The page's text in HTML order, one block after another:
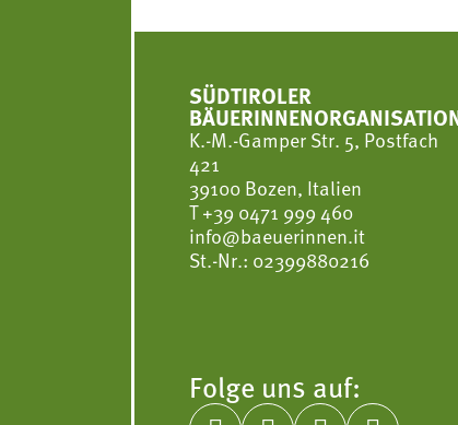
SÜDTIROLER
K.-M.-Gamper Str. 5, Postfach
421
39100 Bozen, Italien
T+39 0471 999 460
info@baeuerinnen.it
St.-Nr.: 02399880216
Folge uns auf: